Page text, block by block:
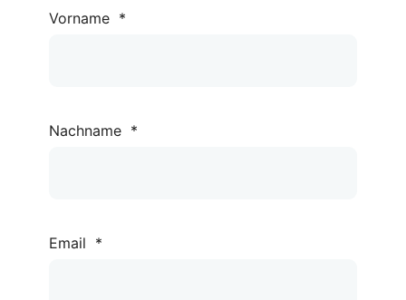
Vorname *
Nachname *
Email *